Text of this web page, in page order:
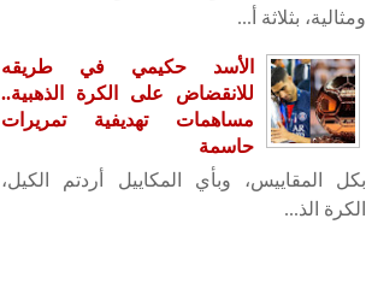
ومثالية، بثلاثة أ...
الأسد حكيمي في طريقه
للانقضاض على الكرة الذهبية..
مساهمات تهديفية تمريرات
حاسمة
بكل المقاييس، وبأي المكاييل أردتم الكيل،
الكرة الذ...